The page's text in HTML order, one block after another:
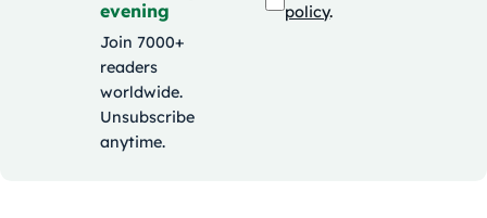
evening
Join 7000+
readers
worldwide.
Unsubscribe
anytime.
policy.